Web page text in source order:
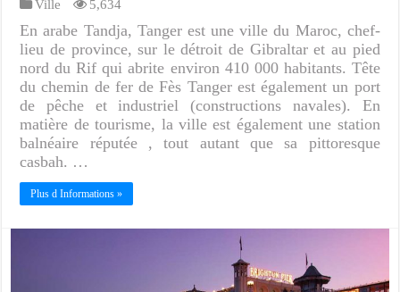
Ville 5,634
En arabe Tandja, Tanger est une ville du Maroc, chef-
lieu de province, sur le détroit de Gibraltar et au pied
nord du Rif qui abrite environ 410 000 habitants. Tête
du chemin de fer de Fès Tanger est également un port
de pêche et industriel (constructions navales). En
matière de tourisme, la ville est également une station
balnéaire réputée , tout autant que sa pittoresque
casbah. …
Plus d Informations »